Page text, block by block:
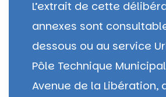
L’extrait de cette
annexes sont
dessous ou au service
Pôle Technique
Avenue de la Libération,